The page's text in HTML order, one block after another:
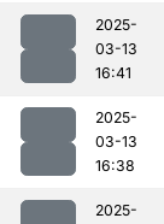
2025-
03-13
16:41
2025-
03-13
16:38
2025-